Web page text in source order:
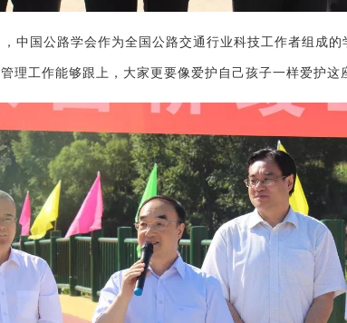
中国公路学会作为全国公路交通行业科技工作者组成
理工作能够跟上，大家更要像爱护自己孩子一样爱护这